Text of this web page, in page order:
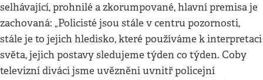
selhávající, prohnilé a zkorumpované, hlavní premisa je
zachovaná: „Policisté jsou stále v centru pozornosti,
stále je to jejich hledisko, které používáme k interpretaci
světa, jejich postavy sledujeme týden co týden. Coby
televizní diváci jsme uvězněni uvnitř policejní